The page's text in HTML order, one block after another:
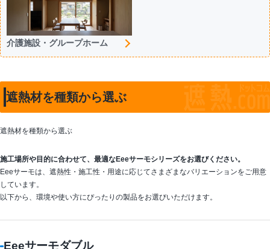
介護施設・グループホーム
遮熱材を種類から選ぶ
遮熱材を種類から選ぶ
施工場所や目的に合わせて、最適なEeeサーモシリーズをお選びください。
Eeeサーモは、遮熱性・施工性・用途に応じてさまざまなバリエーションをご用意
しています。
以下から、環境や使い方にぴったりの製品をお選びいただけます。
Eeeサーモダブル